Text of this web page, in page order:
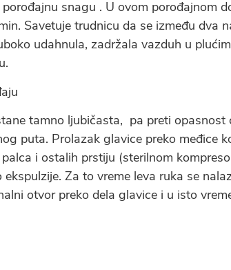
snagu . U ovom porođajnom
Savetuje trudnicu da se između dva
udahnula, zadržala vazduh u
tamno ljubičasta, pa preti opasnost
puta. Prolazak glavice preko međice
i ostalih prstiju (sterilnom
Za to vreme leva ruka se
otvor preko dela glavice i u isto